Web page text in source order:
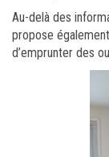
Au-delà des
propose
d’emprunter des